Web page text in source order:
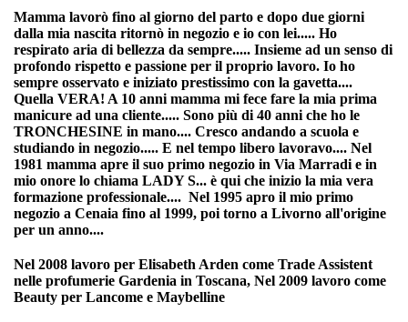
Mamma lavorò fino al giorno del parto e dopo due giorni
dalla mia nascita ritornò in negozio e io con lei..... Ho
respirato aria di bellezza da sempre..... Insieme ad un senso di
profondo rispetto e passione per il proprio lavoro. Io ho
sempre osservato e iniziato prestissimo con la gavetta....
Quella VERA! A 10 anni mamma mi fece fare la mia prima
manicure ad una cliente..... Sono più di 40 anni che ho le
TRONCHESINE in mano.... Cresco andando a scuola e
studiando in negozio..... E nel tempo libero lavoravo.... Nel
1981 mamma apre il suo primo negozio in Via Marradi e in
mio onore lo chiama LADY S... è qui che inizio la mia vera
formazione professionale.... Nel 1995 apro il mio primo
negozio a Cenaia fino al 1999, poi torno a Livorno all'origine
per un anno....
Nel 2008 lavoro per Elisabeth Arden come Trade Assistent
nelle profumerie Gardenia in Toscana, Nel 2009 lavoro come
Beauty per Lancome e Maybelline